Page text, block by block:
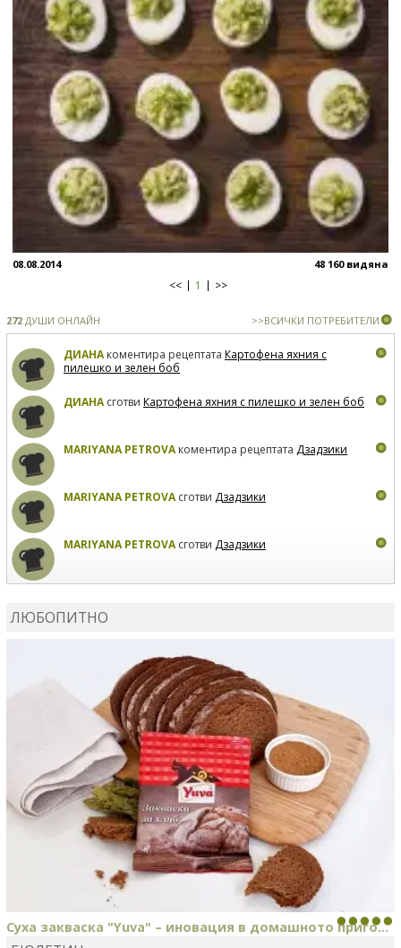
08.08.2014 48 160 видяна
<< 1 >>
272 ДУШИ ОНЛАЙН >>ВСИЧКИ ПОТРЕБИТЕЛИ
ДИАНАкоментира рецептата Картофена яхния с
пилешко и зелен боб
ДИАНАсготви Картофена яхния с пилешко и зелен боб
MARIYANA PETROVAкоментира рецептата Дзадзики
MARIYANA PETROVAсготви Дзадзики
MARIYANA PETROVAсготви Дзадзики
ЛЮБОПИТНО
Суха закваска "Yuva" – иновация в домашното приго...